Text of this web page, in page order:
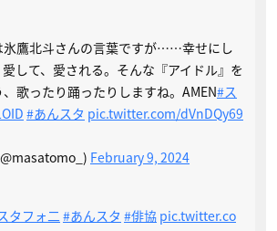
鷹北斗さんの言葉ですが……幸せにし
して、愛される。そんな『アイドル』を
歌ったり踊ったりしますね。AMEN#ス
#あんスタ pic.twitter.com/dVnDQy69
February 9, 2024
タフォ二#あんスタ #俳協 pic.twitter.co